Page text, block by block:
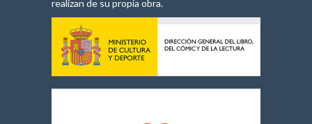
realizan de su propia obra.